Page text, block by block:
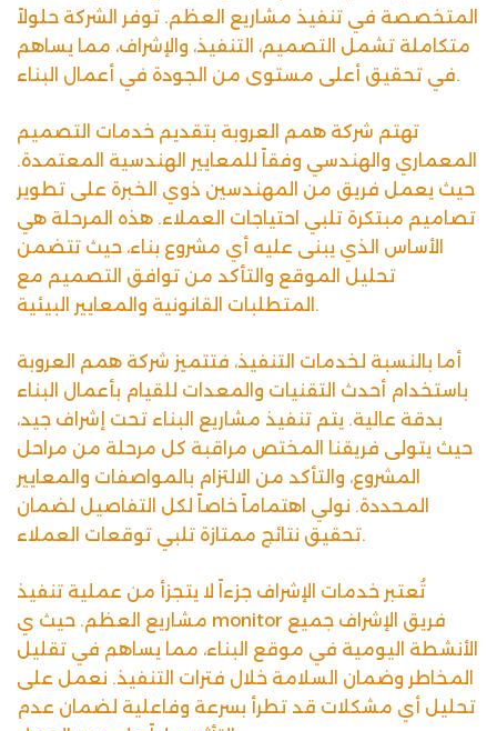
المتخصصة في تنفيذ مشاريع العظم. توفر الشركة حلولاً
متكاملة تشمل التصميم، التنفيذ، والإشراف، مما يساهم
في تحقيق أعلى مستوى من الجودة في أعمال البناء.
تهتم شركة همم العروبة بتقديم خدمات التصميم
المعماري والهندسي وفقاً للمعايير الهندسية المعتمدة.
حيث يعمل فريق من المهندسين ذوي الخبرة على تطوير
تصاميم مبتكرة تلبي احتياجات العملاء. هذه المرحلة هي
الأساس الذي يبنى عليه أي مشروع بناء، حيث تتضمن
تحليل الموقع والتأكد من توافق التصميم مع
المتطلبات القانونية والمعايير البيئية.
أما بالنسبة لخدمات التنفيذ، فتتميز شركة همم العروبة
باستخدام أحدث التقنيات والمعدات للقيام بأعمال البناء
بدقة عالية. يتم تنفيذ مشاريع البناء تحت إشراف جيد،
حيث يتولى فريقنا المختص مراقبة كل مرحلة من مراحل
المشروع، والتأكد من الالتزام بالمواصفات والمعايير
المحددة. نولي اهتماماً خاصاً لكل التفاصيل لضمان
تحقيق نتائج ممتازة تلبي توقعات العملاء.
تُعتبر خدمات الإشراف جزءاً لا يتجزأ من عملية تنفيذ
مشاريع العظم. حيث ي monitor فريق الإشراف جميع
الأنشطة اليومية في موقع البناء، مما يساهم في تقليل
المخاطر وضمان السلامة خلال فترات التنفيذ. نعمل على
تحليل أي مشكلات قد تطرأ بسرعة وفاعلية لضمان عدم